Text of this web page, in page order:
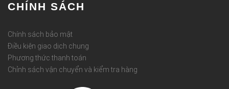
CHÍNH SÁCH
Chính sách bảo mật
Điều kiện giao dịch chung
Phương thức thanh toán
Chỉnh sách vận chuyển và kiểm tra hàng